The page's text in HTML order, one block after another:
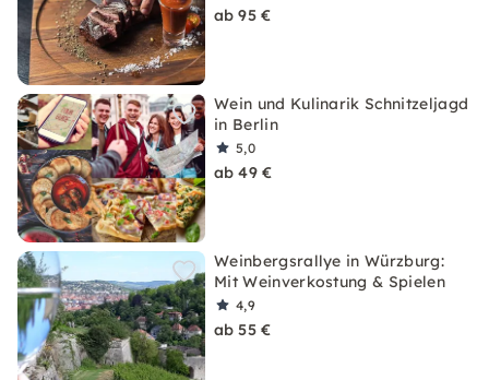
ab 95 €
Wein und Kulinarik Schnitzeljagd
in Berlin
5,0
ab 49 €
Weinbergsrallye in Würzburg:
Mit Weinverkostung & Spielen
4,9
ab 55 €